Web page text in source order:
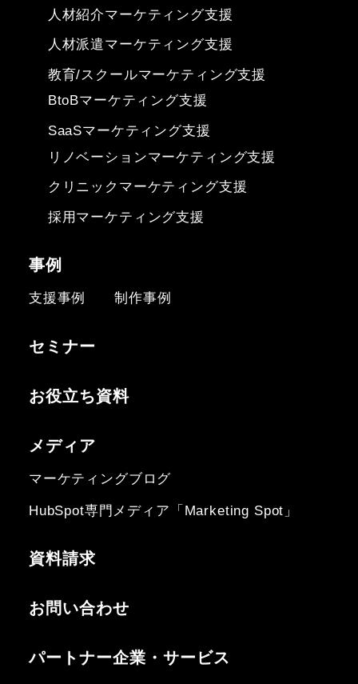
人材紹介マーケティング支援
人材派遣マーケティング支援
教育/スクールマーケティング支援
BtoBマーケティング支援
SaaSマーケティング支援
リノベーションマーケティング支援
クリニックマーケティング支援
採用マーケティング支援
事例
支援事例 制作事例
セミナー
お役立ち資料
メディア
マーケティングブログ
HubSpot専門メディア「Marketing Spot」
資料請求
お問い合わせ
パートナー企業・サービス